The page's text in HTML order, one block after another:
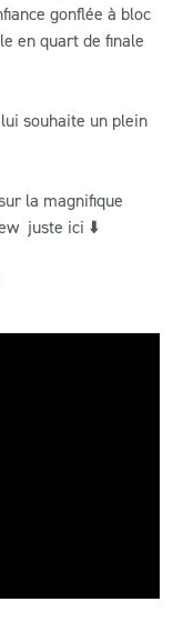
gonflée à bloc
en quart de finale
souhaite un plein
la magnifique
juste ici ⬇️